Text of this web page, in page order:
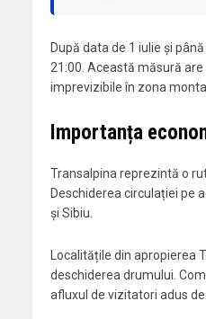
După data de 1 iulie și
21:00. Această măsură
imprevizibile în zona
Importanța
Transalpina reprezintă o
Deschiderea circulației pe
și Sibiu.
Localitățile din apropierea
deschiderea drumului.
afluxul de vizitatori adus